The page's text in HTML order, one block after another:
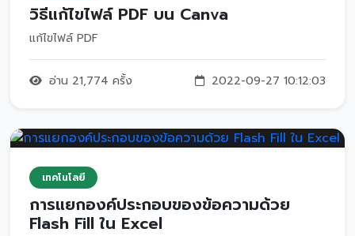
วิธีแก้ไขไฟล์ PDF บน Canva
แก้ไขไฟล์ PDF
อ่าน 21,774 ครั้ง 2022-09-27 10:12:03
เทคโนโลยี
การแยกองค์ประกอบของข้อความด้วย
Flash Fill ใน Excel